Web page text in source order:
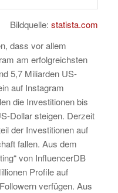
Bildquelle:statista.com
dass vor allem
am erfolgreichsten
5,7 Miliarden US-
auf Instagram
die Investitionen bis
Dollar steigen. Derzeit
der Investitionen auf
fallen. Aus dem
von InfluencerDB
Profile auf
verfügen. Aus